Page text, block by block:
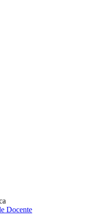
Docente